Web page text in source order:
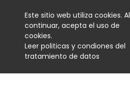
Noticias
05 August 2026
Este sitio web utiliza cookies. Al
continuar, acepta el uso de
cookies.
Leer politicas y condiones del
tratamiento de datos